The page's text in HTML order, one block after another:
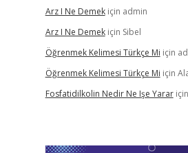
Arz I Ne Demekiçin admin
Arz I Ne Demekiçin Sibel
Öğrenmek Kelimesi Türkçe Mi için
Öğrenmek Kelimesi Türkçe Mi için
Fosfatidilkolin Nedir Ne Işe Yarariçin